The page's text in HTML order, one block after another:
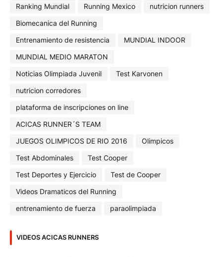
Ranking Mundial
Running Mexico
nutricion runners
Biomecanica del Running
Entrenamiento de resistencia
MUNDIAL INDOOR
MUNDIAL MEDIO MARATON
Noticias Olimpiada Juvenil
Test Karvonen
nutricion corredores
plataforma de inscripciones on line
ACICAS RUNNER´S TEAM
JUEGOS OLIMPICOS DE RIO 2016
Olimpicos
Test Abdominales
Test Cooper
Test Deportes y Ejercicio
Test de Cooper
Videos Dramaticos del Running
entrenamiento de fuerza
paraolimpiada
VIDEOS ACICAS RUNNERS